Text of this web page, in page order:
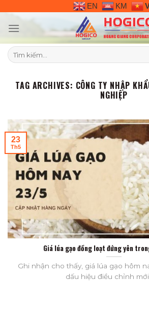
content
EN KM
Tìm
kiếm:
TAG ARCHIVES: CÔNG TY NHẬP
NGHIỆP
Giá lúa gạo đồng loạt đứng yên
Ghi nhận cho thấy, giá lúa gạo hôm
dấu hiệu điều chỉnh
23
Th5